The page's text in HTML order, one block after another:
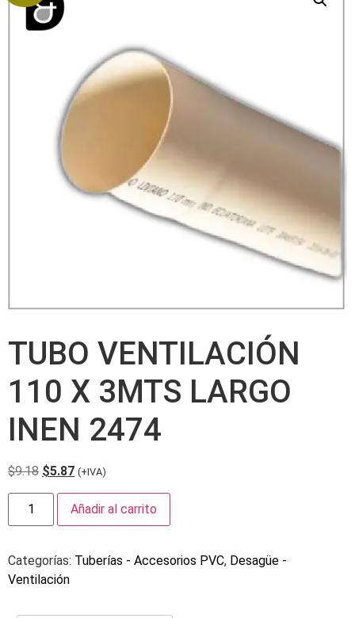
TUBO VENTILACIÓN
110 X 3MTS LARGO
INEN 2474
$9.18 $5.87 (+IVA)
Añadir al carrito
Categorías: Tuberías - Accesorios PVC, Desagüe -
Ventilación